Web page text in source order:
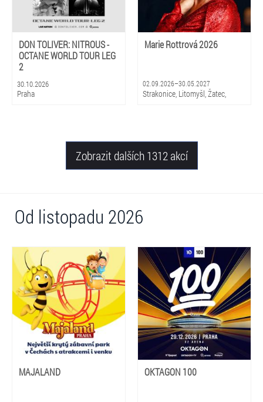
DON TOLIVER: NITROUS -
OCTANE WORLD TOUR LEG
2
30.10.2026
Praha
Marie Rottrová 2026
02.09.2026–30.05.2027
Strakonice, Litomyšl, Žatec,
Zobrazit dalších 1312 akcí
Od listopadu 2026
MAJALAND OKTAGON 100